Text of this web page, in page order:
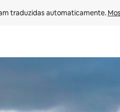
traduzidas automaticamente.